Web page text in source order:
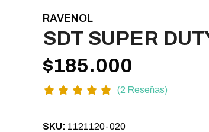
RAVENOL
SDT SUPER
$185.000
(2 Reseñas)
SKU: 1121120-020